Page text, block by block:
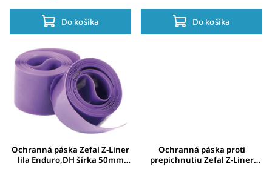
Do košíka Do košíka
Ochranná páska Zefal Z-Liner
lila Enduro,DH šírka 50mm
Ochranná páska proti
prepichnutiu Zefal Z-Liner